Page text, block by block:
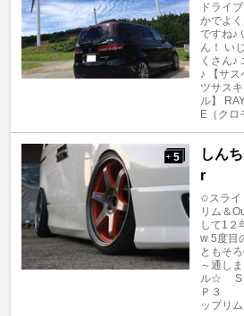
ドライ
かでよ
ですね♪
ん！ い
くさん♪
♪ 【サ
ツサス
ル】
E（クロ
+ 5
しん
r
✩スライ
リム＆
して1２
w 5度目
ともそ
～通し
ル☆ S
Ｐ３
ップリ